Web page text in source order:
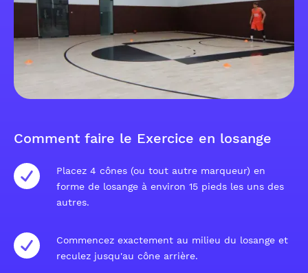
Comment faire le Exercice en losange
Placez 4 cônes (ou tout autre marqueur) en
forme de losange à environ 15 pieds les uns des
autres.
Commencez exactement au milieu du losange et
reculez jusqu'au cône arrière.